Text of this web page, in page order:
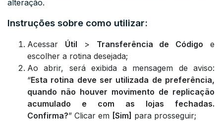
alteração.
Instruções sobre como utilizar:
Acessar Útil > Transferência de Código e
escolher a rotina desejada;
Ao abrir, será exibida a mensagem de aviso:
“Esta rotina deve ser utilizada de preferência,
quando não houver movimento de replicação
acumulado e com as lojas fechadas.
Confirma?” Clicar em [Sim] para prosseguir;